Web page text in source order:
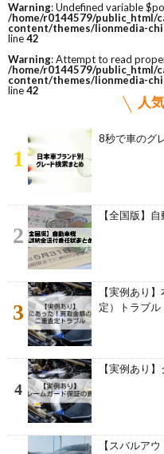
Warning: Undefined variable
/home/r0144579/public_html/
content/themes/lionmedia-
line42
Warning: Attempt to read
/home/r0144579/public_html/
content/themes/lionmedia-
line42
人
1
8秒で車のグ
2
【全国版】
3
【実例あり
定）トラブル
4
【実例あり
【スバルア